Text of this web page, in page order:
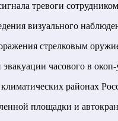
тревоги
визуального
стрелковым
часового в
районах
площадки и